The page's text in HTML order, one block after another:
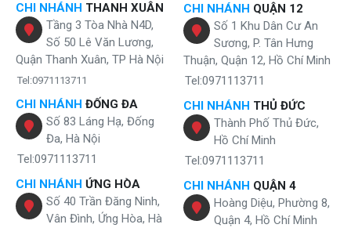
CHI NHÁNH THANH XUÂN
Tầng 3 Tòa Nhà N4D,
Số 50 Lê Văn Lương,
Quận Thanh Xuân, TP Hà Nội
Tel:0971113711
CHI NHÁNH ĐỐNG ĐA
Số 83 Láng Hạ, Đống
Đa, Hà Nội
Tel:0971113711
CHI NHÁNH ỨNG HÒA
Số 40 Trần Đăng Ninh,
Vân Đình, Ứng Hòa, Hà
CHI NHÁNH QUẬN 12
Số 1 Khu Dân Cư An
Sương, P. Tân Hưng
Thuận, Quận 12, Hồ Chí Minh
Tel:0971113711
CHI NHÁNH THỦ ĐỨC
Thành Phố Thủ Đức,
Hồ Chí Minh
Tel:0971113711
CHI NHÁNH QUẬN 4
Hoàng Diệu, Phường 8,
Quận 4, Hồ Chí Minh